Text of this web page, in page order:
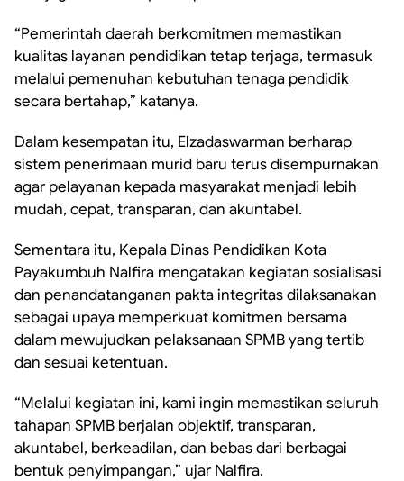
“Pemerintah daerah berkomitmen memastikan
kualitas layanan pendidikan tetap terjaga, termasuk
melalui pemenuhan kebutuhan tenaga pendidik
secara bertahap,” katanya.
Dalam kesempatan itu, Elzadaswarman berharap
sistem penerimaan murid baru terus disempurnakan
agar pelayanan kepada masyarakat menjadi lebih
mudah, cepat, transparan, dan akuntabel.
Sementara itu, Kepala Dinas Pendidikan Kota
Payakumbuh Nalfira mengatakan kegiatan sosialisasi
dan penandatanganan pakta integritas dilaksanakan
sebagai upaya memperkuat komitmen bersama
dalam mewujudkan pelaksanaan SPMB yang tertib
dan sesuai ketentuan.
“Melalui kegiatan ini, kami ingin memastikan seluruh
tahapan SPMB berjalan objektif, transparan,
akuntabel, berkeadilan, dan bebas dari berbagai
bentuk penyimpangan,” ujar Nalfira.